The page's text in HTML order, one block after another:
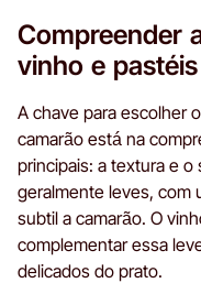
Compreender
vinho e
A chave para escolher
camarão está na
principais: a textura e o
geralmente leves, com
subtil a camarão. O
complementar essa
delicados do prato.